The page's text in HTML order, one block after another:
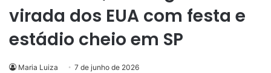
virada dos EUA com festa e
estádio cheio em SP
Maria Luiza 7 de junho de 2026